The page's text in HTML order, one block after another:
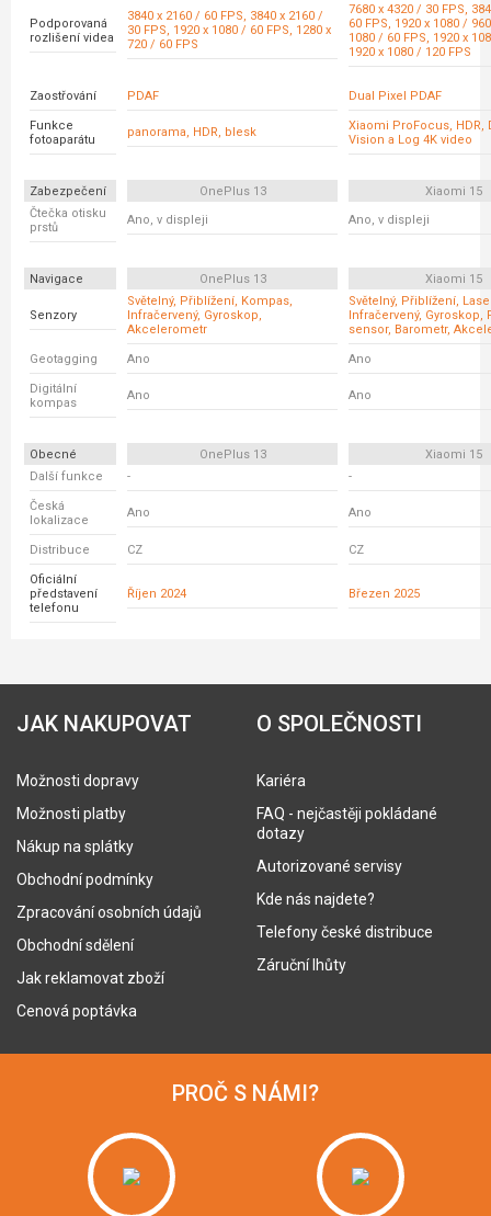
Podporovaná
rozlišení videa
3840 x 2160 / 60 FPS, 3840 x 2160 /
30 FPS, 1920 x 1080 / 60 FPS, 1280 x
720 / 60 FPS
7680 x 4320 / 30 FPS,
60 FPS, 1920 x 1080 /
1080 / 60 FPS, 1920 x
1920 x 1080 / 120 FPS
Zaostřování PDAF Dual Pixel PDAF
Funkce
fotoaparátu
panorama, HDR, blesk
Xiaomi ProFocus, HDR,
Vision a Log 4K video
Zabezpečení OnePlus 13
Xiaomi 15
Čtečka otisku
prstů
Ano, v displeji Ano, v displeji
Navigace OnePlus 13 Xiaomi 15
Senzory
Světelný, Přiblížení, Kompas,
Infračervený, Gyroskop,
Akcelerometr
Světelný, Přiblížení,
Infračervený, Gyroskop,
sensor, Barometr,
Geotagging Ano Ano
Digitální
kompas
Ano Ano
Obecné OnePlus 13
Xiaomi 15
Další funkce
- -
Česká
lokalizace
Ano Ano
Distribuce CZ CZ
Oficiální
představení
telefonu
Říjen 2024 Březen 2025
JAK NAKUPOVAT
Možnosti dopravy
Možnosti platby
Nákup na splátky
Obchodní podmínky
Zpracování osobních údajů
Obchodní sdělení
Jak reklamovat zboží
Cenová poptávka
O SPOLEČNOSTI
Kariéra
FAQ - nejčastěji pokládané
dotazy
Autorizované servisy
Kde nás najdete?
Telefony české distribuce
Záruční lhůty
PROČ S NÁMI?